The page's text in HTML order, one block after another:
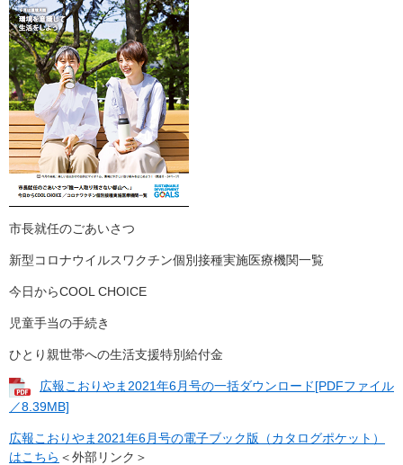
市長就任のごあいさつ
新型コロナウイルスワクチン個別接種実施医療機関一覧
今日からCOOL CHOICE
児童手当の手続き
ひとり親世帯への生活支援特別給付金
広報こおりやま2021年6月号の一括ダウンロード[PDFファイル
／8.39MB]
広報こおりやま2021年6月号の電子ブック版（カタログポケット）
はこちら ＜外部リンク＞